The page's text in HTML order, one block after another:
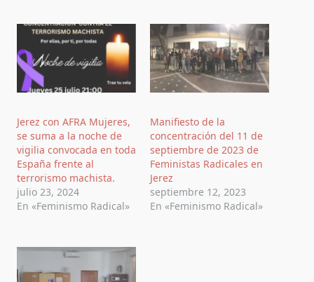
Jerez con AFRA Mujeres,
se suma a la noche de
vigilia convocada en toda
España frente al
terrorismo machista.
julio 23, 2024
En «Feminismo Radical»
Manifiesto de la
concentración del 11 de
septiembre de 2023 de
Feministas Radicales en
Jerez
septiembre 12, 2023
En «Feminismo Radical»